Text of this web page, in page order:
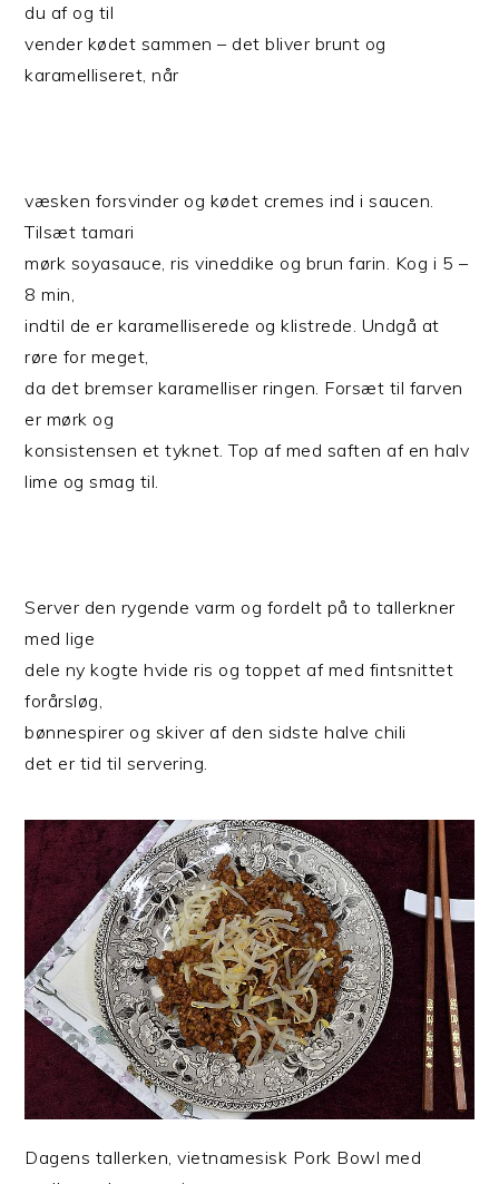
du af og til
vender kødet sammen – det bliver brunt og
karamelliseret, når
væsken forsvinder og kødet cremes ind i saucen.
Tilsæt tamari
mørk soyasauce, ris vineddike og brun farin. Kog i 5 –
8 min,
indtil de er karamelliserede og klistrede. Undgå at
røre for meget,
da det bremser karamelliser ringen. Forsæt til farven
er mørk og
konsistensen et tyknet. Top af med saften af en halv
lime og smag til.
Server den rygende varm og fordelt på to tallerkner
med lige
dele ny kogte hvide ris og toppet af med fintsnittet
forårsløg,
bønnespirer og skiver af den sidste halve chili
det er tid til servering.
Dagens tallerken, vietnamesisk Pork Bowl med